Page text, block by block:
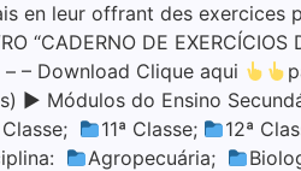
en leur offrant des exercices
DE EXERCÍCIOS
– Download Clique aqui
▶ Módulos do Ensino
Classe; 11ª Classe;
12ª
Agropecuária;